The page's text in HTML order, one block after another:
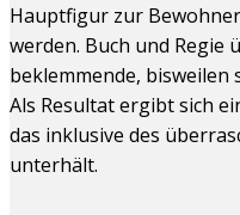
Hauptfigur zur
werden. Buch und Regie
beklemmende,
Als Resultat ergibt sich
das inklusive des
unterhält.